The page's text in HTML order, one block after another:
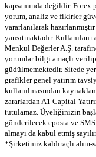
kapsamında değildir. Forex
yorum, analiz ve fikirler
yararlanılarak
yansıtmaktadır. Kullanılan
Menkul Değerler A.Ş.
yorumlar bilgi amaçlı
güdülmemektedir. Sitede
grafikler genel yatırım
kullanılmasından
zararlardan A1 Capital
tutulamaz. Üyeliğinizin
gönderilecek eposta ve
almayı da kabul etmiş
*Şirketimiz kaldıraçlı alım-